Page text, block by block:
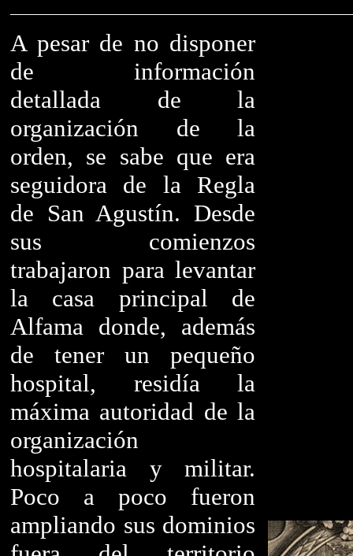
A pesar de no disponer
de información
detallada de la
organización de la
orden, se sabe que era
seguidora de la Regla
de San Agustín. Desde
sus comienzos
trabajaron para levantar
la casa principal de
Alfama donde, además
de tener un pequeño
hospital, residía la
máxima autoridad de la
organización
hospitalaria y militar.
Poco a poco fueron
ampliando sus dominios